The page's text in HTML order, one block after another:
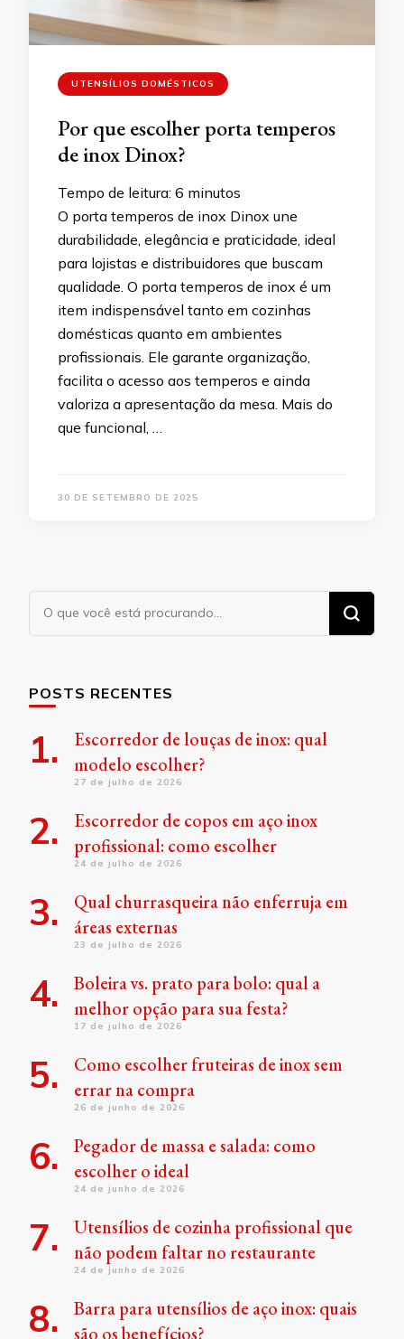
UTENSÍLIOS DOMÉSTICOS
Por que escolher porta temperos
de inox Dinox?
Tempo de leitura: 6 minutos
O porta temperos de inox Dinox une
durabilidade, elegância e praticidade, ideal
para lojistas e distribuidores que buscam
qualidade. O porta temperos de inox é um
item indispensável tanto em cozinhas
domésticas quanto em ambientes
profissionais. Ele garante organização,
facilita o acesso aos temperos e ainda
valoriza a apresentação da mesa. Mais do
que funcional, …
30 DE SETEMBRO DE 2025
Procurando
algo?
POSTS RECENTES
Escorredor de louças de inox: qual
modelo escolher?
27 de julho de 2026
Escorredor de copos em aço inox
profissional: como escolher
24 de julho de 2026
Qual churrasqueira não enferruja em
áreas externas
23 de julho de 2026
Boleira vs. prato para bolo: qual a
melhor opção para sua festa?
17 de julho de 2026
Como escolher fruteiras de inox sem
errar na compra
26 de junho de 2026
Pegador de massa e salada: como
escolher o ideal
24 de junho de 2026
Utensílios de cozinha profissional que
não podem faltar no restaurante
24 de junho de 2026
Barra para utensílios de aço inox: quais
são os benefícios?